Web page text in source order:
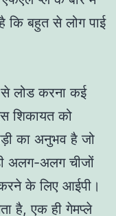
कि बहुत से लोग पाई
से लोड करना कई
शिकायत को
का अनुभव है जो
अलग-अलग चीजों
के लिए आईपी।
है, एक ही गेमप्ले